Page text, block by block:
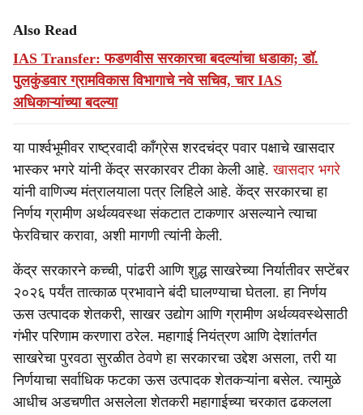
Also Read
IAS Transfer: फडणवीस सरकारचा बदल्यांचा धडाका; डॉ.
पुलकुंडवार ग्रामविकास विभागाचे नवे सचिव, चार IAS
अधिकाऱ्यांच्या बदल्या
या पार्श्वभूमीवर राष्ट्रवादी काँग्रेस शरदचंद्र पवार पक्षाचे खासदार
भास्कर भगरे यांनी केंद्र सरकारवर टीका केली आहे.खासदार भगरे
यांनी वाणिज्य मंत्रालयाला पत्र लिहिले आहे. केंद्र सरकारचा हा
निर्णय ग्रामीण अर्थव्यवस्था संकटात टाकणार असल्याने त्याचा
फेरविचार करावा, अशी मागणी त्यांनी केली.
केंद्र सरकारने कच्ची, पांढरी आणि शुद्ध साखरेच्या निर्यातीवर सप्टेंबर
२०२६ पर्यंत तात्काळ प्रभावाने बंदी घालण्याचा घेतला. हा निर्णय
ऊस उत्पादक शेतकरी, साखर उद्योग आणि ग्रामीण अर्थव्यवस्थेसाठी
गंभीर परिणाम करणारा ठरेल. महागाई नियंत्रण आणि देशांतर्गत
साखरेचा पुरवठा सुरळीत ठेवणे हा सरकारचा उद्देश असला, तरी या
निर्णयाचा सर्वाधिक फटका ऊस उत्पादक शेतकऱ्यांना बसेल. त्यामुळे
आधीच अडचणीत असलेला शेतकरी महागाईच्या चरकात ढकलला